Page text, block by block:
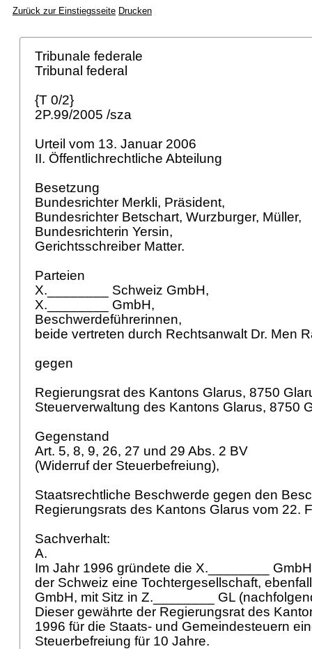
Zurück zur Einstiegsseite Drucken
Tribunale federale
Tribunal federal
{T 0/2}
2P.99/2005 /sza
Urteil vom 13. Januar 2006
II. Öffentlichrechtliche Abteilung
Besetzung
Bundesrichter Merkli, Präsident,
Bundesrichter Betschart, Wurzburger, Müller,
Bundesrichterin Yersin,
Gerichtsschreiber Matter.
Parteien
X.________ Schweiz GmbH,
X.________ GmbH,
Beschwerdeführerinnen,
beide vertreten durch Rechtsanwalt Dr. Men
gegen
Regierungsrat des Kantons Glarus, 8750
Steuerverwaltung des Kantons Glarus, 8750
Gegenstand
Art. 5, 8, 9, 26, 27 und 29 Abs. 2 BV
(Widerruf der Steuerbefreiung),
Staatsrechtliche Beschwerde gegen den
Regierungsrats des Kantons Glarus vom 22.
Sachverhalt:
A.
Im Jahr 1996 gründete die X.________
der Schweiz eine Tochtergesellschaft,
GmbH, mit Sitz in Z.________ GL
Dieser gewährte der Regierungsrat des
1996 für die Staats- und Gemeindesteuern
Steuerbefreiung für 10 Jahre.